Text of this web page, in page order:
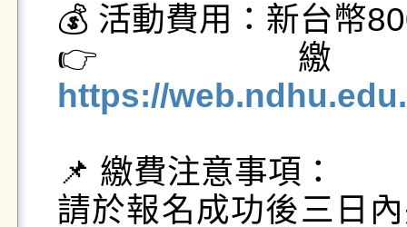
💰 活動費用：新台幣
👉 繳
https://
📌 繳費注意事項：
請於報名成功後三日